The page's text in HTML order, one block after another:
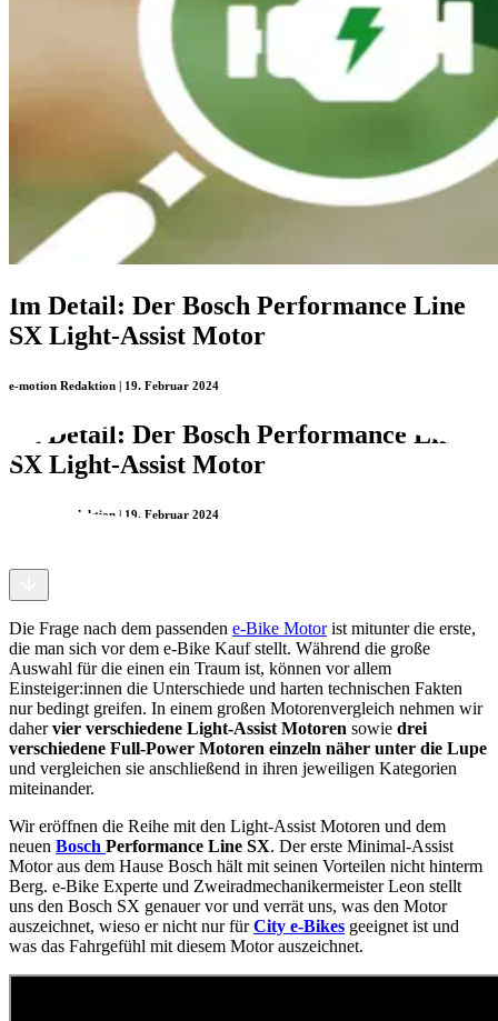
Im Detail: Der Bosch Performance Line
SX Light-Assist Motor
e-motion Redaktion | 19. Februar 2024
Im Detail: Der Bosch Performance Line
SX Light-Assist Motor
e-motion Redaktion | 19. Februar 2024
Die Frage nach dem passenden e-Bike Motorist mitunter die erste,
die man sich vor dem e-Bike Kauf stellt. Während die große
Auswahl für die einen ein Traum ist, können vor allem
Einsteiger:innen die Unterschiede und harten technischen Fakten
nur bedingt greifen. In einem großen Motorenvergleich nehmen wir
dahervier verschiedene Light-Assist Motoren sowie drei
verschiedene Full-Power Motoren einzeln näher unter die Lupe
und vergleichen sie anschließend in ihren jeweiligen Kategorien
miteinander.
Wir eröffnen die Reihe mit den Light-Assist Motoren und dem
neuen Bosch Performance Line SX. Der erste Minimal-Assist
Motor aus dem Hause Bosch hält mit seinen Vorteilen nicht hinterm
Berg. e-Bike Experte und Zweiradmechanikermeister Leon stellt
uns den Bosch SX genauer vor und verrät uns, was den Motor
auszeichnet, wieso er nicht nur fürCity e-Bikes geeignet ist und
was das Fahrgefühl mit diesem Motor auszeichnet.